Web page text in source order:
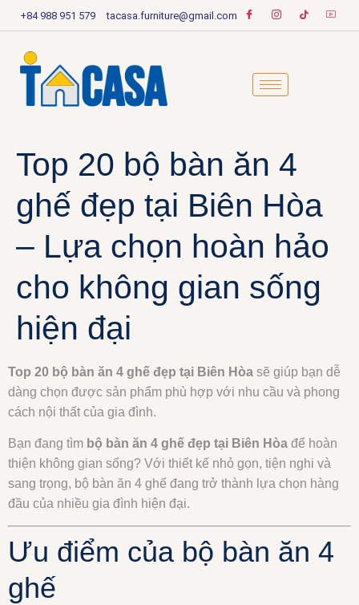
+84 988 951 579 tacasa.furniture@gmail.com
Top 20 bộ bàn ăn 4
ghế đẹp tại Biên Hòa
– Lựa chọn hoàn hảo
cho không gian sống
hiện đại
Top 20 bộ bàn ăn 4 ghế đẹp tại Biên Hòa sẽ giúp bạn dễ
dàng chọn được sản phẩm phù hợp với nhu cầu và phong
cách nội thất của gia đình.
Bạn đang tìm bộ bàn ăn 4 ghế đẹp tại Biên Hòa để hoàn
thiện không gian sống? Với thiết kế nhỏ gọn, tiện nghi và
sang trọng, bộ bàn ăn 4 ghế đang trở thành lựa chọn hàng
đầu của nhiều gia đình hiện đại.
Ưu điểm của bộ bàn ăn 4
ghế